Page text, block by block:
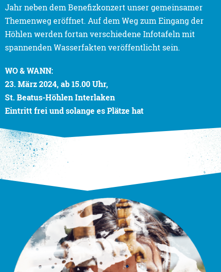
Jahr neben dem Benefizkonzert unser gemeinsamer
Themenweg eröffnet. Auf dem Weg zum Eingang der
Höhlen werden fortan verschiedene Infotafeln mit
spannenden Wasserfakten veröffentlicht sein.
WO & WANN:
23. März 2024, ab 15.00 Uhr,
St. Beatus-Höhlen Interlaken
Eintritt frei und solange es Plätze hat